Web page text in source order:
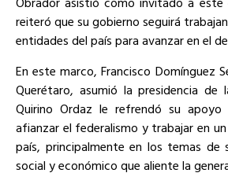
reiteró que su gobierno seguirá
entidades del país para avanzar en el
En este marco, Francisco Domínguez
Querétaro, asumió la presidencia de
Quirino Ordaz le refrendó su
afianzar el federalismo y trabajar en
país, principalmente en los temas de
social y económico que aliente la